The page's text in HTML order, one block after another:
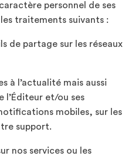
personnel de ses
traitements suivants :
de partage sur les réseaux
à l’actualité mais aussi
l’Éditeur et/ou ses
mobiles, sur les
support.
nos services ou les